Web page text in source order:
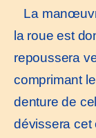
La
la roue est
repoussera
comprimant
denture de
dévissera cet